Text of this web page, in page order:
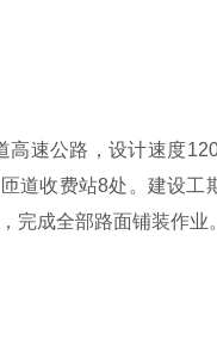
高速公路，设计速度
道收费站8处。建设
完成全部路面铺装作业。